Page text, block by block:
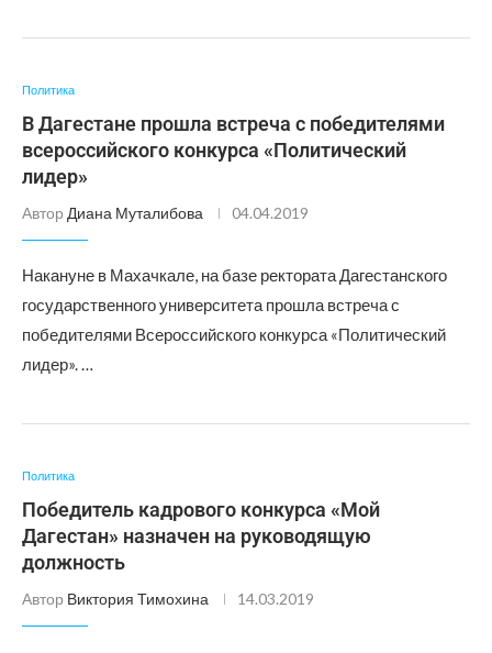
Политика
В Дагестане прошла встреча с победителями
всероссийского конкурса «Политический
лидер»
Автор Диана Муталибова 04.04.2019
Накануне в Махачкале, на базе ректората Дагестанского
государственного университета прошла встреча с
победителями Всероссийского конкурса «Политический
лидер». …
Политика
Победитель кадрового конкурса «Мой
Дагестан» назначен на руководящую
должность
Автор Виктория Тимохина 14.03.2019